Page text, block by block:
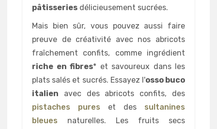
pâtisseries délicieusement sucrées.
Mais bien sûr, vous pouvez aussi faire
preuve de créativité avec nos abricots
fraîchement confits, comme ingrédient
riche en fibres* et savoureux dans les
plats salés et sucrés. Essayez l'osso buco
italien avec des abricots confits, des
pistaches pures et des sultanines
bleues naturelles. Les fruits secs